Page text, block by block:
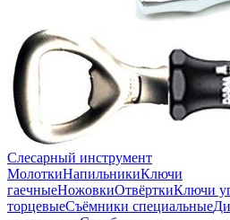
Слесарный инструмент
МолоткиНапильникиКлючи
гаечныеНожовкиОтвёрткиКлючи
торцевыеСъёмники специальные